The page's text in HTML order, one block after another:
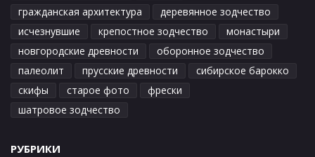
гражданская архитектура
деревянное зодчество
исчезнувшие
крепостное зодчество
монастыри
новгородские древности
оборонное зодчество
палеолит
прусские древности
сибирское барокко
скифы
старое фото
фрески
шатровое зодчество
РУБРИКИ